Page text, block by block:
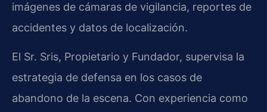
imágenes de cámaras de vigilancia, reportes de
accidentes y datos de localización.
El Sr. Sris, Propietario y Fundador, supervisa la
estrategia de defensa en los casos de
abandono de la escena. Con experiencia como